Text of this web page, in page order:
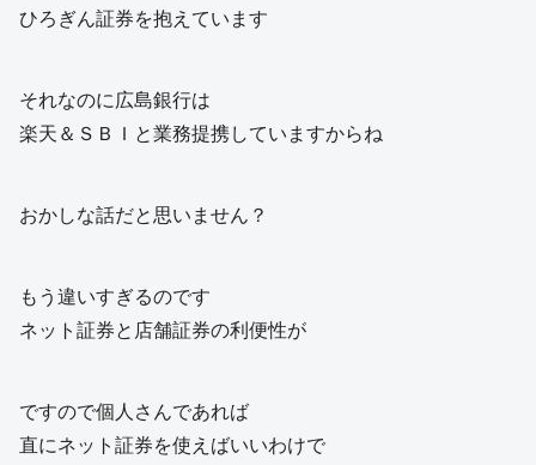
ひろぎん証券を抱えています
それなのに広島銀行は
楽天＆ＳＢＩと業務提携していますからね
おかしな話だと思いません？
もう違いすぎるのです
ネット証券と店舗証券の利便性が
ですので個人さんであれば
直にネット証券を使えばいいわけで